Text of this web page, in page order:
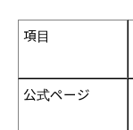
項目
公式ページ